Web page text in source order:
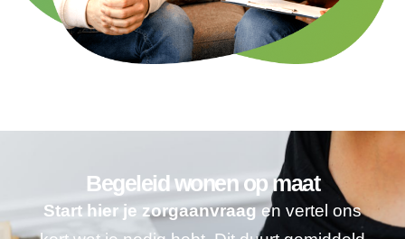
Begeleid wonen op maat
Start hier je zorgaanvraagen vertel ons